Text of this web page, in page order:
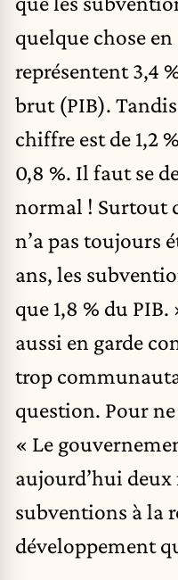
quelque chose
représentent 3,4
brut (PIB). Tandis
chiffre est de 1,2
0,8 %. Il faut se
normal ! Surtout
n’a pas toujours
ans, les
que 1,8 % du
aussi en garde
trop
question. Pour
« Le
aujourd’hui
subventions à la
développement